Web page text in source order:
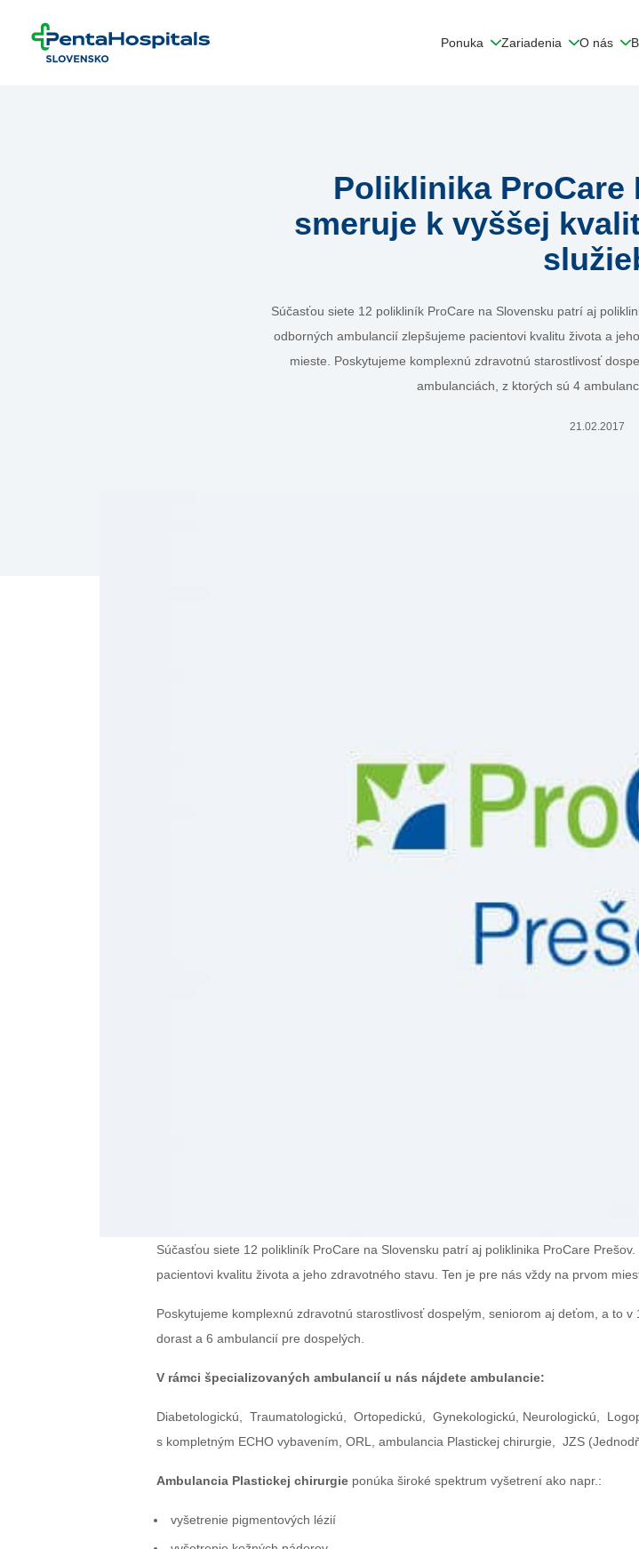
Ponuka Zariadenia O nás
Poliklinika ProCare
smeruje k vyššej
Súčasťou siete 12 polikliník ProCare na Slovensku patrí aj
odborných ambulancií zlepšujeme pacientovi kvalitu života a
mieste. Poskytujeme komplexnú zdravotnú starostlivosť
ambulanciách, z ktorých sú 4
21.02.2017
Súčasťou siete 12 polikliník ProCare na Slovensku patrí aj poliklinika ProCare
pacientovi kvalitu života a jeho zdravotného stavu. Ten je pre nás vždy na prvom
Poskytujeme komplexnú zdravotnú starostlivosť dospelým, seniorom aj deťom, a to
dorast a 6 ambulancií pre dospelých.
V rámci špecializovaných ambulancií u nás nájdete ambulancie:
Diabetologickú, Traumatologickú, Ortopedickú, Gynekologickú, Neurologickú,
s kompletným ECHO vybavením, ORL, ambulancia Plastickej chirurgie, JZS
Ambulancia Plastickej chirurgie ponúka široké spektrum vyšetrení ako napr.:
vyšetrenie pigmentových lézií